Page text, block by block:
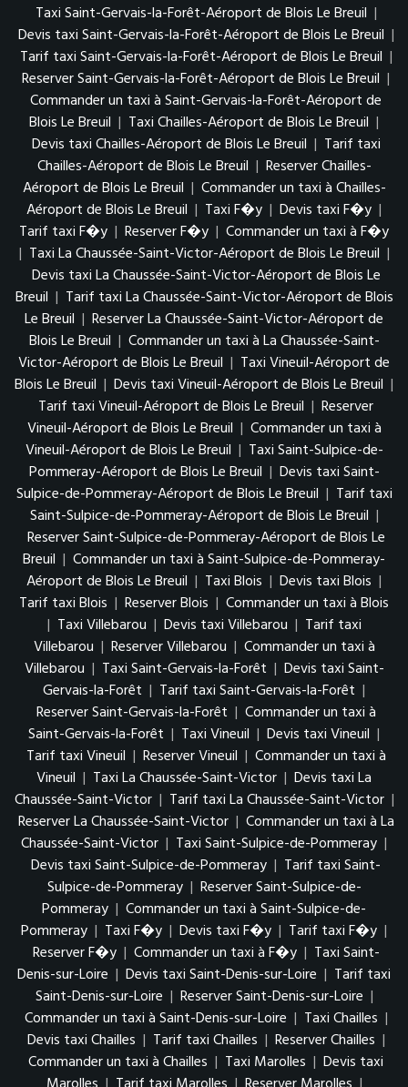
Taxi Saint-Gervais-la-Forêt-Aéroport de Blois Le Breuil |
Devis taxi Saint-Gervais-la-Forêt-Aéroport de Blois Le Breuil |
Tarif taxi Saint-Gervais-la-Forêt-Aéroport de Blois Le Breuil |
Reserver Saint-Gervais-la-Forêt-Aéroport de Blois Le Breuil |
Commander un taxi à Saint-Gervais-la-Forêt-Aéroport de
Blois Le Breuil | Taxi Chailles-Aéroport de Blois Le Breuil |
Devis taxi Chailles-Aéroport de Blois Le Breuil | Tarif taxi
Chailles-Aéroport de Blois Le Breuil | Reserver Chailles-
Aéroport de Blois Le Breuil | Commander un taxi à Chailles-
Aéroport de Blois Le Breuil | Taxi F�y | Devis taxi F�y |
Tarif taxi F�y | Reserver F�y | Commander un taxi à F�y
| Taxi La Chaussée-Saint-Victor-Aéroport de Blois Le Breuil |
Devis taxi La Chaussée-Saint-Victor-Aéroport de Blois Le
Breuil | Tarif taxi La Chaussée-Saint-Victor-Aéroport de Blois
Le Breuil | Reserver La Chaussée-Saint-Victor-Aéroport de
Blois Le Breuil | Commander un taxi à La Chaussée-Saint-
Victor-Aéroport de Blois Le Breuil | Taxi Vineuil-Aéroport de
Blois Le Breuil | Devis taxi Vineuil-Aéroport de Blois Le Breuil |
Tarif taxi Vineuil-Aéroport de Blois Le Breuil | Reserver
Vineuil-Aéroport de Blois Le Breuil | Commander un taxi à
Vineuil-Aéroport de Blois Le Breuil | Taxi Saint-Sulpice-de-
Pommeray-Aéroport de Blois Le Breuil | Devis taxi Saint-
Sulpice-de-Pommeray-Aéroport de Blois Le Breuil | Tarif taxi
Saint-Sulpice-de-Pommeray-Aéroport de Blois Le Breuil |
Reserver Saint-Sulpice-de-Pommeray-Aéroport de Blois Le
Breuil | Commander un taxi à Saint-Sulpice-de-Pommeray-
Aéroport de Blois Le Breuil | Taxi Blois | Devis taxi Blois |
Tarif taxi Blois | Reserver Blois | Commander un taxi à Blois
| Taxi Villebarou | Devis taxi Villebarou | Tarif taxi
Villebarou | Reserver Villebarou | Commander un taxi à
Villebarou | Taxi Saint-Gervais-la-Forêt | Devis taxi Saint-
Gervais-la-Forêt | Tarif taxi Saint-Gervais-la-Forêt |
Reserver Saint-Gervais-la-Forêt | Commander un taxi à
Saint-Gervais-la-Forêt | Taxi Vineuil | Devis taxi Vineuil |
Tarif taxi Vineuil | Reserver Vineuil | Commander un taxi à
Vineuil | Taxi La Chaussée-Saint-Victor | Devis taxi La
Chaussée-Saint-Victor | Tarif taxi La Chaussée-Saint-Victor |
Reserver La Chaussée-Saint-Victor | Commander un taxi à La
Chaussée-Saint-Victor | Taxi Saint-Sulpice-de-Pommeray |
Devis taxi Saint-Sulpice-de-Pommeray | Tarif taxi Saint-
Sulpice-de-Pommeray | Reserver Saint-Sulpice-de-
Pommeray | Commander un taxi à Saint-Sulpice-de-
Pommeray | Taxi F�y | Devis taxi F�y | Tarif taxi F�y |
Reserver F�y | Commander un taxi à F�y | Taxi Saint-
Denis-sur-Loire | Devis taxi Saint-Denis-sur-Loire | Tarif taxi
Saint-Denis-sur-Loire | Reserver Saint-Denis-sur-Loire |
Commander un taxi à Saint-Denis-sur-Loire | Taxi Chailles |
Devis taxi Chailles | Tarif taxi Chailles | Reserver Chailles |
Commander un taxi à Chailles | Taxi Marolles | Devis taxi